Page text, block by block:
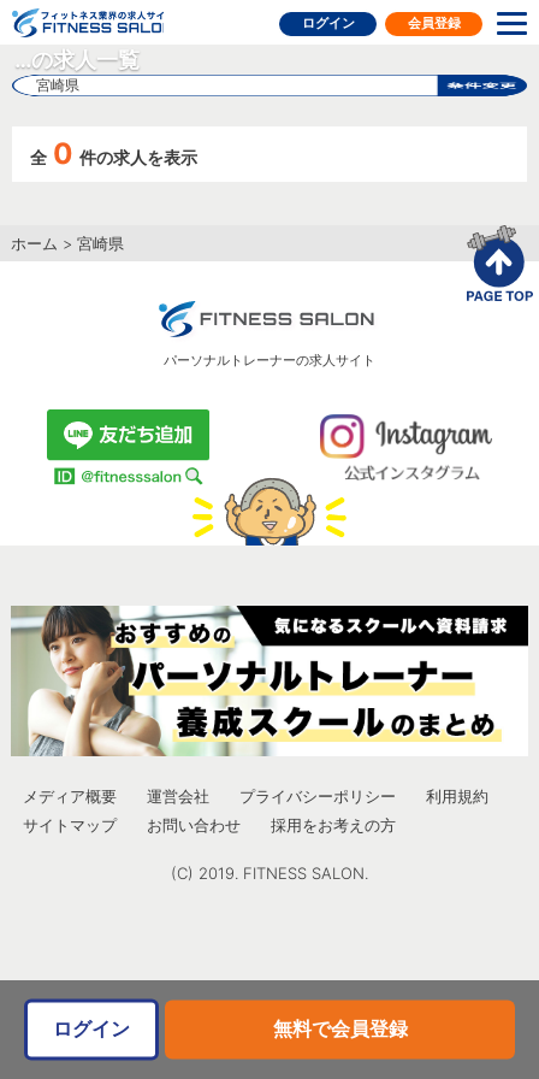
フィットネス業界の求人
ログイン 会員登録
…の求人一覧
宮崎県
全 0 件の求人を表示
ログイン 無料で会員登録
ホーム > 宮崎県
パーソナルトレーナーの求人サイト
メディア概要 運営会社 プライバシーポリシー
利用規約
サイトマップ
お問い合わせ 採用をお考えの方
(C) 2019. FITNESS SALON.